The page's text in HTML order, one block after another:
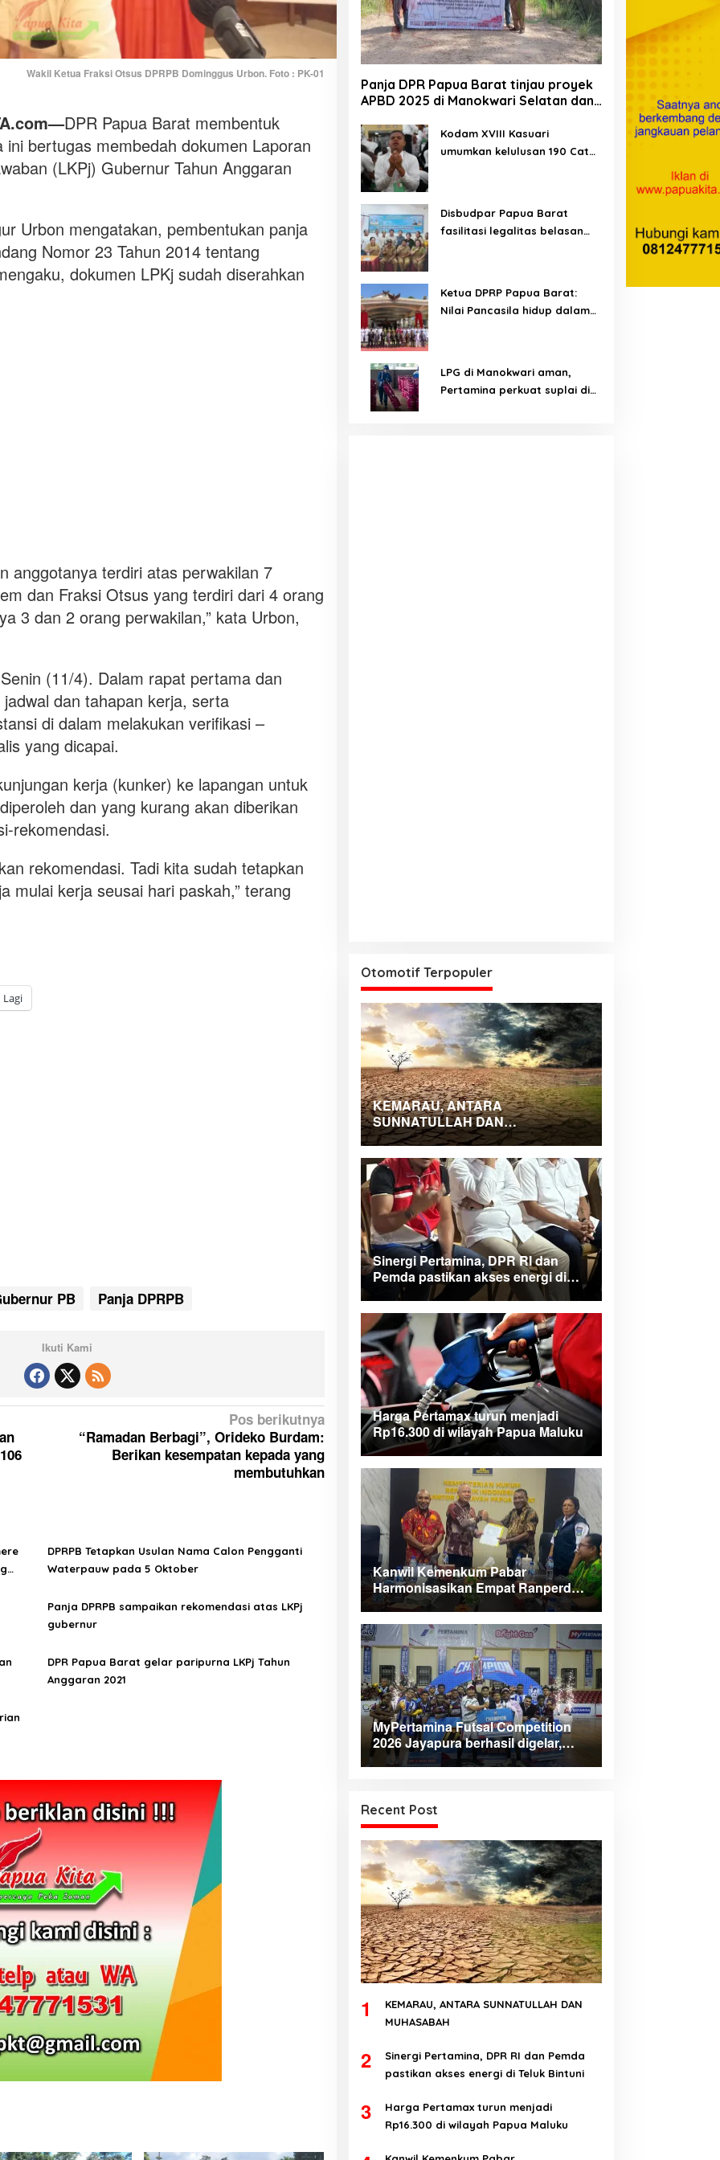
Wakil Ketua Fraksi Otsus DPRPB Dominggus Urbon. Foto : PK-01
DPR Papua Barat membentuk
ini bertugas membedah dokumen Laporan
(LKPj) Gubernur Tahun Anggaran
Urbon mengatakan, pembentukan panja
Nomor 23 Tahun 2014 tentang
dokumen LPKj sudah diserahkan
anggotanya terdiri atas perwakilan 7
dan Fraksi Otsus yang terdiri dari 4 orang
3 dan 2 orang perwakilan,” kata Urbon,
(11/4). Dalam rapat pertama dan
dan tahapan kerja, serta
di dalam melakukan verifikasi –
yang dicapai.
kerja (kunker) ke lapangan untuk
dan yang kurang akan diberikan
rekomendasi.
rekomendasi. Tadi kita sudah tetapkan
mulai kerja seusai hari paskah,” terang
Lagi
PB Panja DPRPB
Ikuti Kami
Pos berikutnya
“Ramadan Berbagi”, Orideko Burdam:
Berikan kesempatan kepada yang
membutuhkan
DPRPB Tetapkan Usulan Nama Calon Pengganti
Waterpauw pada 5 Oktober
Panja DPRPB sampaikan rekomendasi atas LKPj
gubernur
DPR Papua Barat gelar paripurna LKPj Tahun
Anggaran 2021
Panja DPR Papua Barat tinjau proyek
APBD 2025 di Manokwari Selatan dan
Kodam XVIII Kasuari
umumkan kelulusan 190 Cata
Disbudpar Papua Barat
fasilitasi legalitas belasan
Ketua DPRP Papua Barat:
Nilai Pancasila hidup dalam
LPG di Manokwari aman,
Pertamina perkuat suplai di
Otomotif Terpopuler
KEMARAU, ANTARA
SUNNATULLAH DAN
MUHASABAH
Sinergi Pertamina, DPR RI dan
Pemda pastikan akses energi di
Teluk Bintuni
Harga Pertamax turun menjadi
Rp16.300 di wilayah Papua Maluku
Kanwil Kemenkum Pabar
Harmonisasikan Empat Ranperda
Kabupaten Teluk Wondama
MyPertamina Futsal Competition
2026 Jayapura berhasil digelar,
dorong talenta muda berprestasi
Recent Post
1
KEMARAU, ANTARA SUNNATULLAH DAN
MUHASABAH
2
Sinergi Pertamina, DPR RI dan Pemda
pastikan akses energi di Teluk Bintuni
3
Harga Pertamax turun menjadi
Rp16.300 di wilayah Papua Maluku